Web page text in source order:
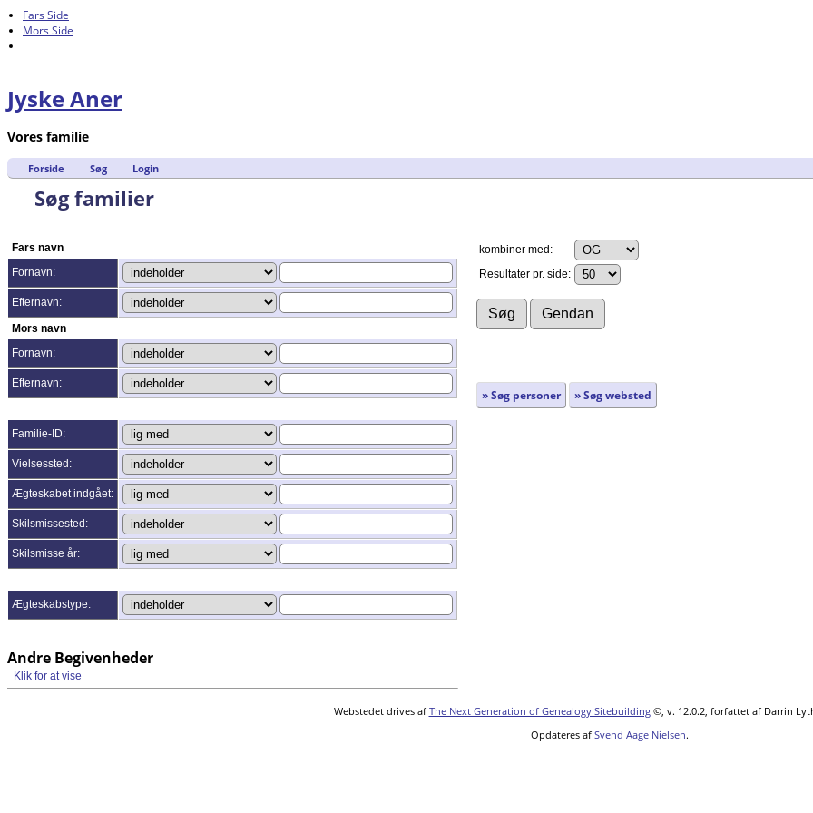
Fars Side
Mors Side
Jyske Aner
Vores familie
Forside Søg Login
Søg familier
Fars navn
Fornavn:
Efternavn:
Mors navn
Fornavn:
Efternavn:
Familie-ID:
Vielsessted:
Ægteskabet indgået:
Skilsmissested:
Skilsmisse år:
Ægteskabstype:
Andre Begivenheder
Klik for at vise
kombiner med:
Resultater pr. side:
» Søg personer » Søg websted
Webstedet drives af The Next Generation of Genealogy Sitebuilding©, v. 12.0.2, forfattet af Darrin
Opdateres af Svend Aage Nielsen.